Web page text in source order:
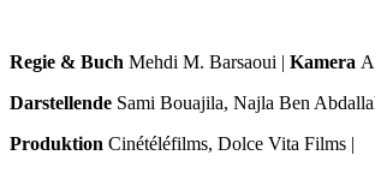
Regie & Buch Mehdi M. Barsaoui | Kamera
Darstellende Sami Bouajila, Najla Ben
Produktion Cinétéléfilms, Dolce Vita Films |